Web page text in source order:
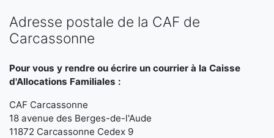
Adresse postale de la CAF de
Carcassonne
Pour vous y rendre ou écrire un courrier à la Caisse
d'Allocations Familiales :
CAF Carcassonne
18 avenue des Berges-de-l'Aude
11872 Carcassonne Cedex 9